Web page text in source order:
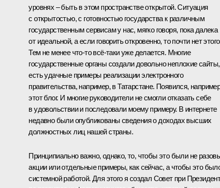
уровнях – быть в этом пространстве открытой. Ситуация
с открытостью, с готовностью государства к различным
государственным сервисам у нас, мягко говоря, пока далека
от идеальной, а если говорить откровенно, то почти нет
Тем не менее что‑то всё‑таки уже делается. Многие
государственные органы создали довольно неплохие сайты,
есть удачные примеры реализации электронного
правительства, например, в Татарстане. Появился,
этот блог. И многие руководители не смогли отказать себе
в удовольствии и последовали моему примеру. В интернете
недавно были опубликованы сведения о доходах высших
должностных лиц нашей страны.
Принципиально важно, однако, то, чтобы это были не
акции или отдельные примеры, как сейчас, а чтобы это
системной работой. Для этого я создал Совет при